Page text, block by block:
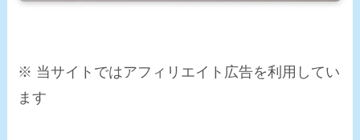
※ 当サイトではアフィリエイト広告を利用してい
ます